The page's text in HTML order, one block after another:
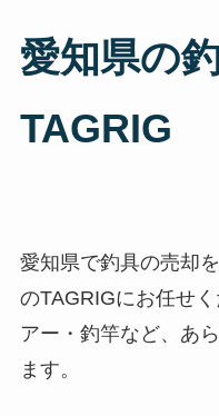
愛知県の
TAGRIG
愛知県で釣具の売却
のTAGRIGにお任せ
アー・釣竿など、あ
ます。